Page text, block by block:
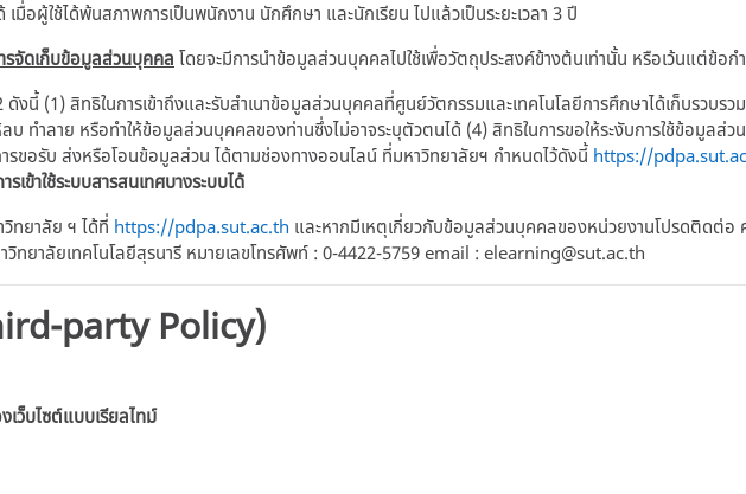
อผู้ใช้ได้พ้นสภาพการเป็นพนักงาน นักศึกษา และนักเรียน ไปแล้วเป็นระยะเวลา 3 ปี
รจัดเก็บข้อมูลส่วนบุคคล โดยจะมีการนำข้อมูลส่วนบุคคลไปใช้เพื่อวัตถุประสงค์ข้างต้นเท่านั้น หรือเว้นแต่ข้อ
สิทธิในการเข้าถึงและรับสำเนาข้อมูลส่วนบุคคลที่ศูนย์วัตกรรมและเทคโนโลยีการศึกษาได้เก็บรวบรว
ทำลาย หรือทำให้ข้อมูลส่วนบุคคลของท่านซึ่งไม่อาจระบุตัวตนได้ (4) สิทธิในการขอให้ระงับการใช้ข้อมูลส่
รขอรับ ส่งหรือโอนข้อมูลส่วน ได้ตามช่องทางออนไลน์ ที่มหาวิทยาลัยฯ กำหนดไว้ดังนี้ https://
เข้าใช้ระบบสารสนเทศบางระบบได้
ทยาลัย ฯ ได้ที่ https://pdpa.sut.ac.th และหากมีเหตุเกี่ยวกับข้อมูลส่วนบุคคลของหน่วยงานโปรดติดต่อ
ทยาลัยเทคโนโลยีสุรนารี หมายเลขโทรศัพท์ : 0-4422-5759 email : elearning@sut.ac.th
party Policy)
เว็บไซต์แบบเรียลไทม์